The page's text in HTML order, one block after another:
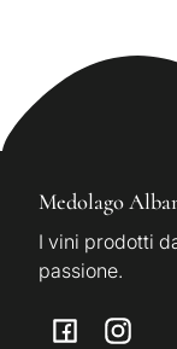
Medolago
I vini prodotti
passione.
Facebook